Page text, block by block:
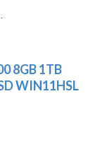
8GB 1TB
WIN11HSL